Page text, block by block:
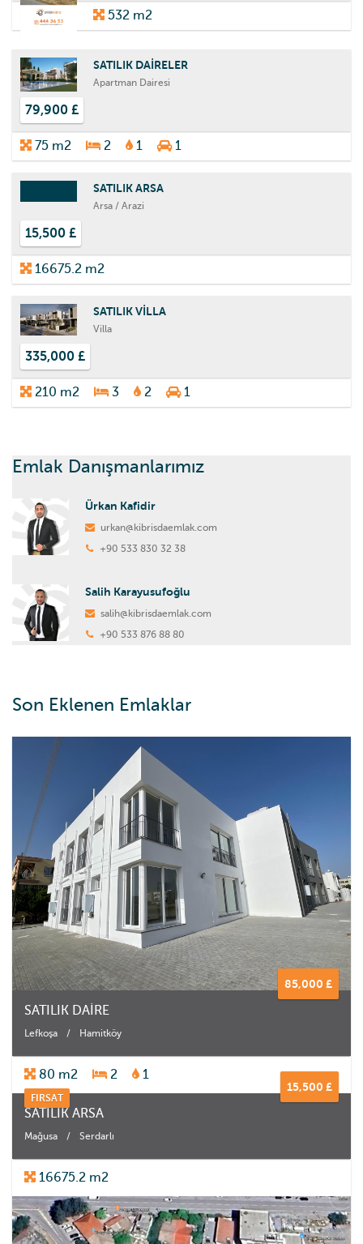
532 m2
SATILIK DAİRELER
Apartman Dairesi
79,900 £
75 m2 2 1 1
SATILIK ARSA
Arsa / Arazi
15,500 £
16675.2 m2
SATILIK VİLLA
Villa
335,000 £
210 m2 3 2 1
Emlak Danışmanlarımız
Ürkan Kafidir
urkan@kibrisdaemlak.com
+90 533 830 32 38
Salih Karayusufoğlu
salih@kibrisdaemlak.com
+90 533 876 88 80
Son Eklenen Emlaklar
85,000 £
SATILIK DAİRE
Lefkoşa / Hamitköy
80 m2 2 1
FIRSAT
15,500 £
SATILIK ARSA
Mağusa / Serdarlı
16675.2 m2